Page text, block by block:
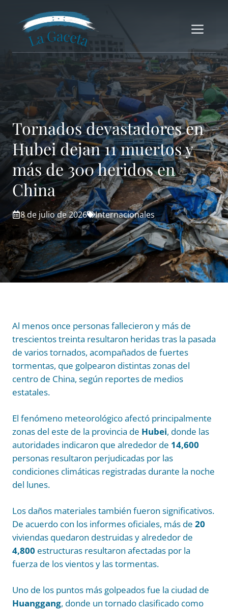
contenido
Tornados devastadores en
Hubei dejan 11 muertos y
más de 300 heridos en
China
8 de julio de 2026 Internacionales
Al menos once personas fallecieron y más de
trescientos treinta resultaron heridas tras la pasada
de varios tornados, acompañados de fuertes
tormentas, que golpearon distintas zonas del
centro de China, según reportes de medios
estatales.
El fenómeno meteorológico afectó principalmente
zonas del este de la provincia de Hubei, donde las
autoridades indicaron que alrededor de 14,600
personas resultaron perjudicadas por las
condiciones climáticas registradas durante la noche
del lunes.
Los daños materiales también fueron significativos.
De acuerdo con los informes oficiales, más de 20
viviendas quedaron destruidas y alrededor de
4,800 estructuras resultaron afectadas por la
fuerza de los vientos y las tormentas.
Uno de los puntos más golpeados fue la ciudad de
Huanggang, donde un tornado clasificado como